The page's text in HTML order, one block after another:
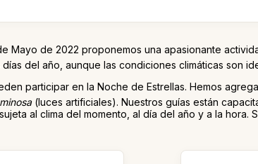
Mayo de 2022 proponemos una apasionante
del año, aunque las condiciones climáticas son
participar en la Noche de Estrellas. Hemos
(luces artificiales). Nuestros guías están
al clima del momento, al día del año y a la